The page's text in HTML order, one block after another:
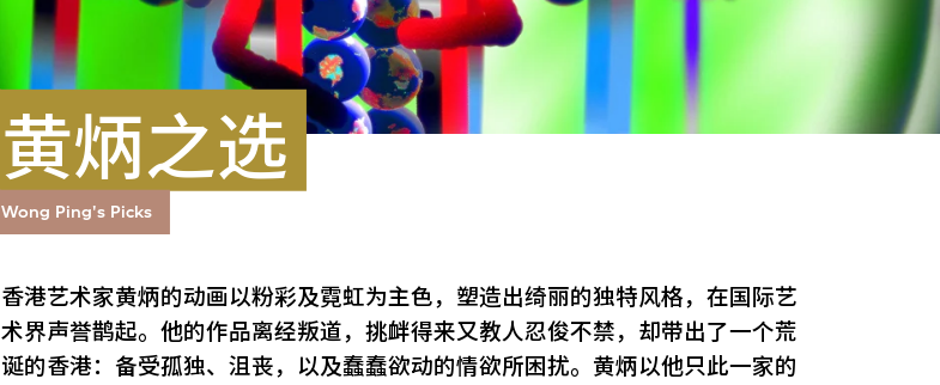
黄炳之选
Wong Ping's Picks
香港艺术家黄炳的动画以粉彩及霓虹为主色，塑造出绮丽的独特风格，在国际艺
术界声誉鹊起。他的作品离经叛道，挑衅得来又教人忍俊不禁，却带出了一个荒
诞的香港：备受孤独、沮丧，以及蠢蠢欲动的情欲所困扰。黄炳以他只此一家的